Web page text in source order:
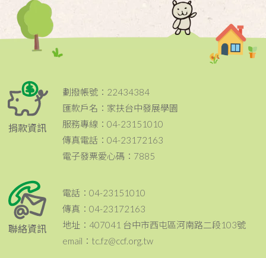
捐款資訊
劃撥帳號：22434384
匯款戶名：家扶台中發展學園
服務專線：04-23151010
傳真電話：04-23172163
電子發票愛心碼：7885
聯絡資訊
電話：04-23151010
傳真：04-23172163
地址：407041 台中市西屯區河南路二段103號
email：tc.fz@ccf.org.tw